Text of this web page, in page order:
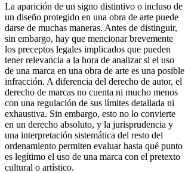
La aparición de un signo distintivo o incluso de
un diseño protegido en una obra de arte puede
darse de muchas maneras. Antes de distinguir,
sin embargo, hay que mencionar brevemente
los preceptos legales implicados que pueden
tener relevancia a la hora de analizar si el uso
de una marca en una obra de arte es una posible
infracción. A diferencia del derecho de autor, el
derecho de marcas no cuenta ni mucho menos
con una regulación de sus límites detallada ni
exhaustiva. Sin embargo, esto no lo convierte
en un derecho absoluto, y la jurisprudencia y
una interpretación sistemática del resto del
ordenamiento permiten evaluar hasta qué punto
es legítimo el uso de una marca con el pretexto
cultural o artístico.